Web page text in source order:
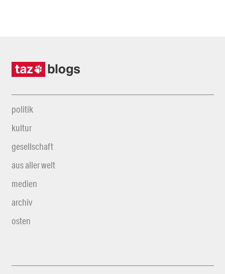
politik
kultur
gesellschaft
aus aller welt
medien
archiv
osten